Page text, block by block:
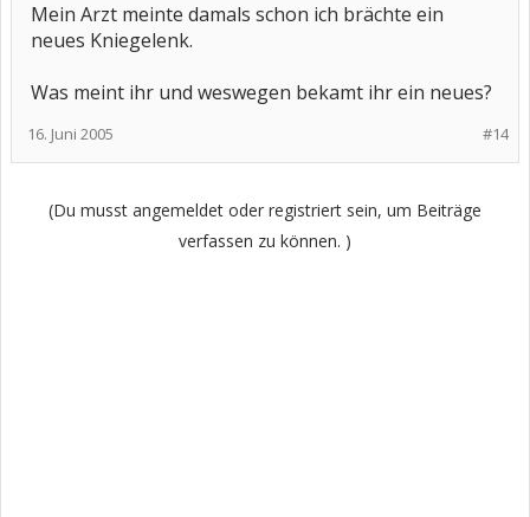
Mein Arzt meinte damals schon ich brächte ein
neues Kniegelenk.
Was meint ihr und weswegen bekamt ihr ein neues?
#14
16. Juni 2005
(Du musst angemeldet oder registriert sein, um Beiträge
verfassen zu können. )